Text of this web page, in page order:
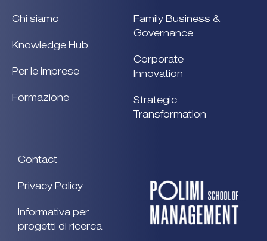
Chi siamo
Knowledge Hub
Per le imprese
Formazione
Family Business &
Governance
Corporate
Innovation
Strategic
Transformation
Contact
Privacy Policy
Informativa per
progetti di ricerca